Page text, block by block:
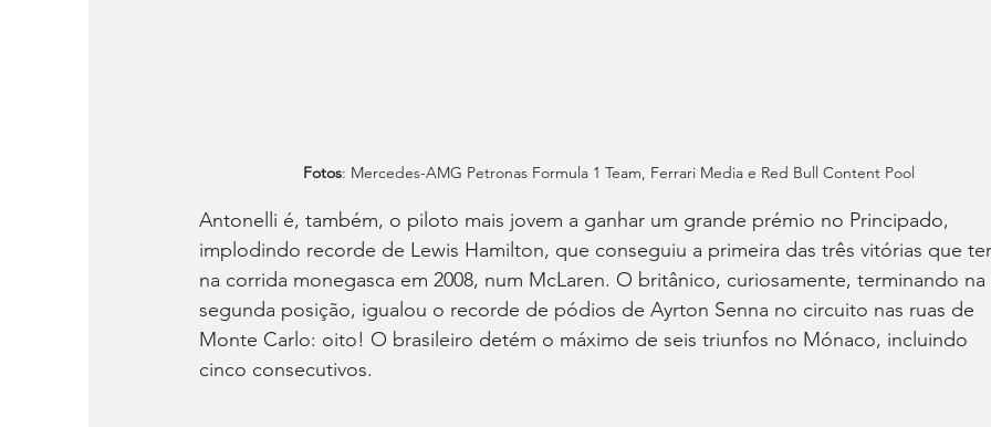
Fotos: Mercedes-AMG Petronas Formula 1 Team, Ferrari Media e Red Bull Content Pool
Antonelli é, também, o piloto mais jovem a ganhar um grande prémio no Principado,
implodindo recorde de Lewis Hamilton, que conseguiu a primeira das três vitórias que
na corrida monegasca em 2008, num McLaren. O britânico, curiosamente, terminando na
segunda posição, igualou o recorde de pódios de Ayrton Senna no circuito nas ruas de
Monte Carlo: oito! O brasileiro detém o máximo de seis triunfos no Mónaco, incluindo
cinco consecutivos.